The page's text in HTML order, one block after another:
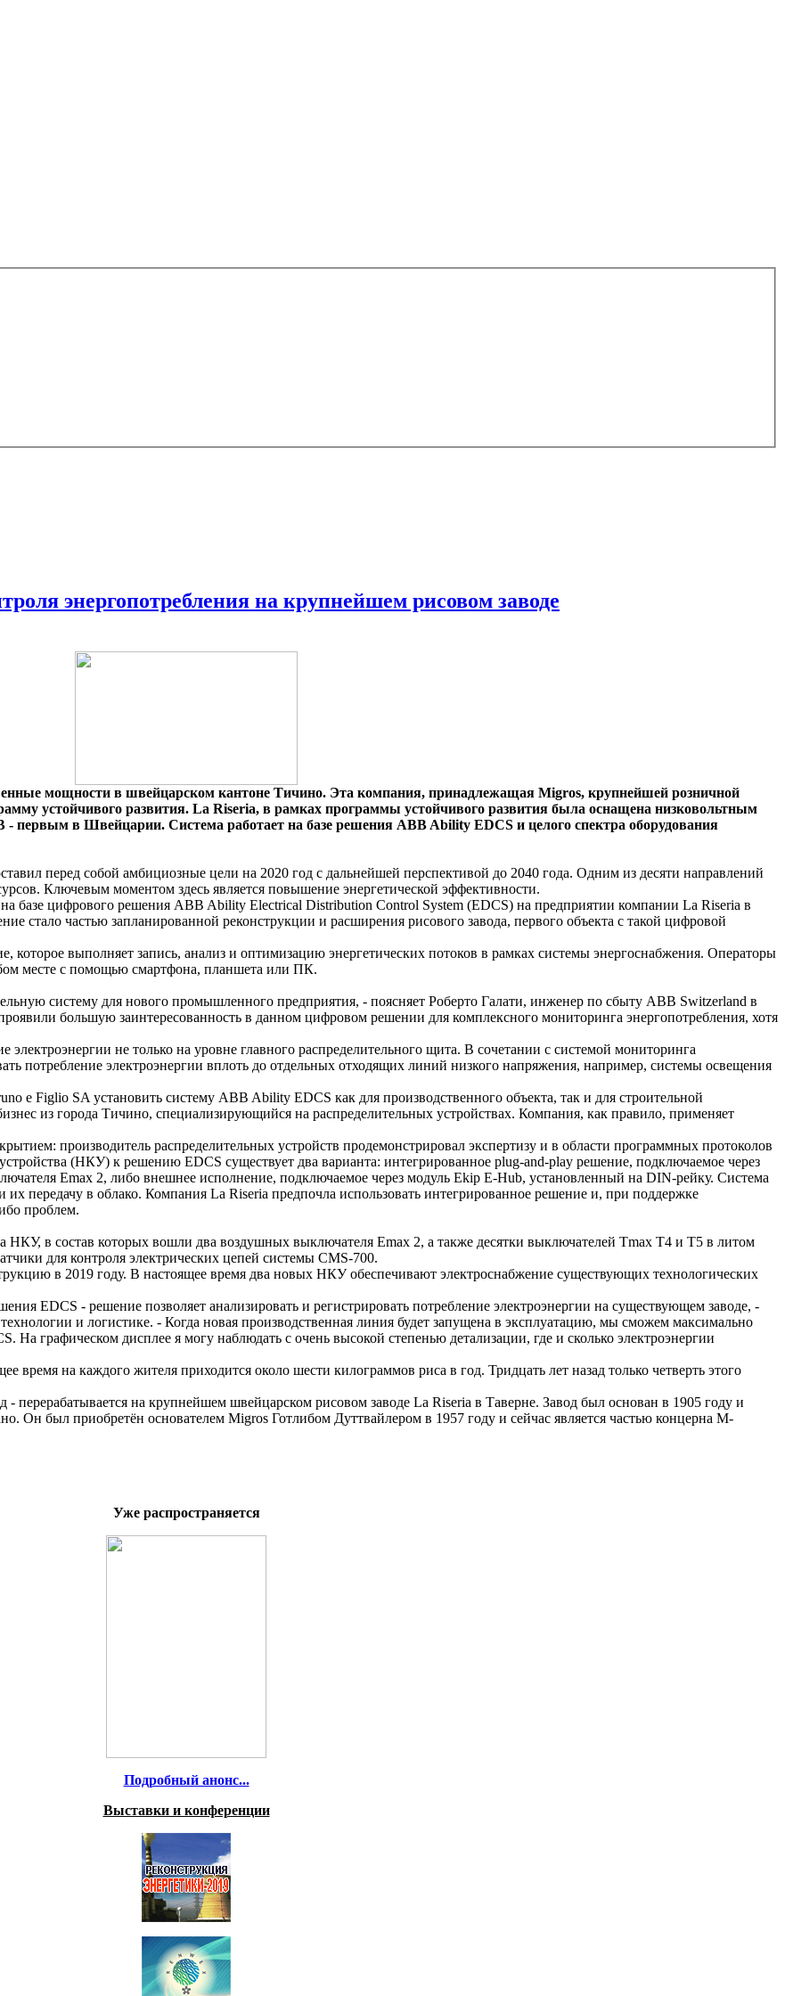
энергопотребления на крупнейшем рисовом заводе
мощности в швейцарском кантоне Тичино. Эта компания, принадлежащая Migros, крупнейшей розничной
устойчивого развития. La Riseria, в рамках программы устойчивого развития была оснащена низковольтным
в Швейцарии. Система работает на базе решения ABB Ability EDCS и целого спектра оборудования
перед собой амбициозные цели на 2020 год с дальнейшей перспективой до 2040 года. Одним из десяти направлений
Ключевым моментом здесь является повышение энергетической эффективности.
базе цифрового решения ABB Ability Electrical Distribution Control System (EDCS) на предприятии компании La Riseria в
стало частью запланированной реконструкции и расширения рисового завода, первого объекта с такой цифровой
которое выполняет запись, анализ и оптимизацию энергетических потоков в рамках системы энергоснабжения. Операторы
месте с помощью смартфона, планшета или ПК.
систему для нового промышленного предприятия, - поясняет Роберто Галати, инженер по сбыту ABB Switzerland в
большую заинтересованность в данном цифровом решении для комплексного мониторинга энергопотребления, хотя
не только на уровне главного распределительного щита. В сочетании с системой мониторинга
потребление электроэнергии вплоть до отдельных отходящих линий низкого напряжения, например, системы освещения
e Figlio SA установить систему ABB Ability EDCS как для производственного объекта, так и для строительной
из города Тичино, специализирующийся на распределительных устройствах. Компания, как правило, применяет
производитель распределительных устройств продемонстрировал экспертизу и в области программных протоколов
(НКУ) к решению EDCS существует два варианта: интегрированное plug-and-play решение, подключаемое через
Emax 2, либо внешнее исполнение, подключаемое через модуль Ekip E-Hub, установленный на DIN-рейку. Система
передачу в облако. Компания La Riseria предпочла использовать интегрированное решение и, при поддержке
проблем.
в состав которых вошли два воздушных выключателя Emax 2, а также десятки выключателей Tmax T4 и T5 в литом
для контроля электрических цепей системы CMS-700.
в 2019 году. В настоящее время два новых НКУ обеспечивают электроснабжение существующих технологических
EDCS - решение позволяет анализировать и регистрировать потребление электроэнергии на существующем заводе, -
и логистике. - Когда новая производственная линия будет запущена в эксплуатацию, мы сможем максимально
графическом дисплее я могу наблюдать с очень высокой степенью детализации, где и сколько электроэнергии
на каждого жителя приходится около шести килограммов риса в год. Тридцать лет назад только четверть этого
- перерабатывается на крупнейшем швейцарском рисовом заводе La Riseria в Таверне. Завод был основан в 1905 году и
Он был приобретён основателем Migros Готлибом Дуттвайлером в 1957 году и сейчас является частью концерна M-
Уже распространяется
Подробный анонс...
Выставки и конференции